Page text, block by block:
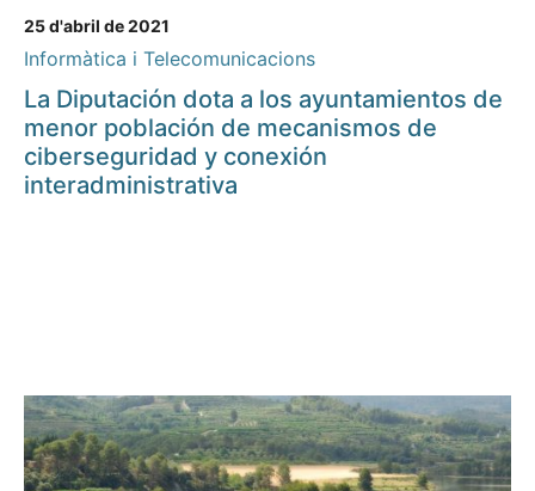
25 d'abril de 2021
Informàtica i Telecomunicacions
La Diputación dota a los ayuntamientos de
menor población de mecanismos de
ciberseguridad y conexión
interadministrativa